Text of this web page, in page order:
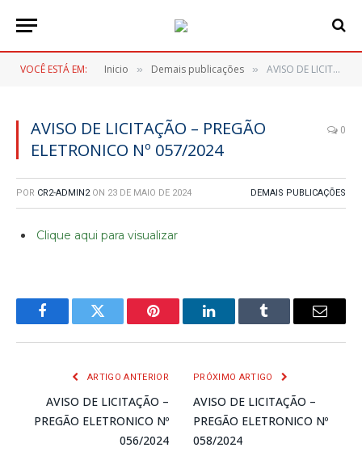
VOCÊ ESTÁ EM: Inicio » Demais publicações » AVISO DE LICITAÇÃO – PREGÃO ELETRONICO Nº 057/2024
AVISO DE LICITAÇÃO – PREGÃO
ELETRONICO Nº 057/2024
0
POR CR2-ADMIN2 ON 23 DE MAIO DE 2024 DEMAIS PUBLICAÇÕES
Clique aqui para visualizar
FacebookTwitter Pinterest LinkedInTumblr
E-
ARTIGO ANTERIOR
AVISO DE LICITAÇÃO –
PREGÃO ELETRONICO Nº
056/2024
PRÓXIMO ARTIGO
AVISO DE LICITAÇÃO –
PREGÃO ELETRONICO Nº
058/2024